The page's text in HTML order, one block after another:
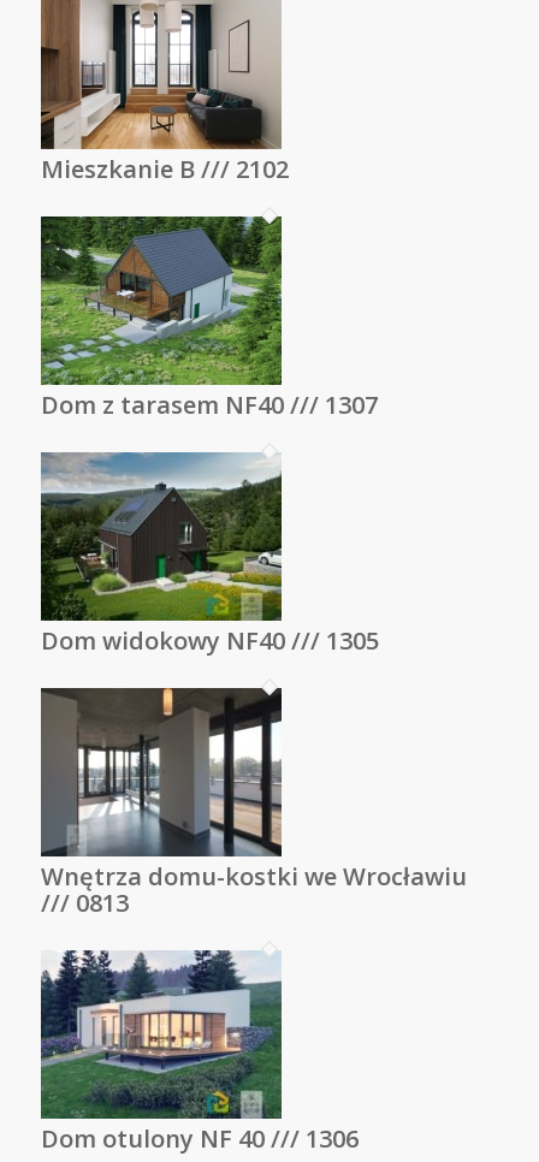
Mieszkanie B /// 2102
Dom z tarasem NF40 /// 1307
Dom widokowy NF40 /// 1305
Wnętrza domu-kostki we Wrocławiu
/// 0813
Dom otulony NF 40 /// 1306